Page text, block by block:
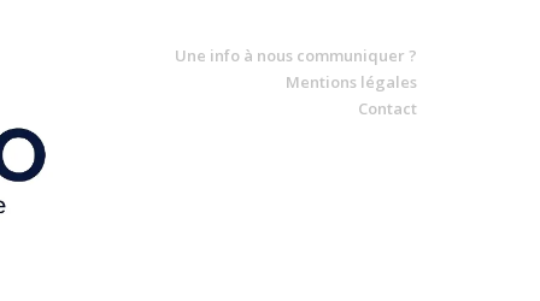
Une info à nous communiquer ?
Mentions légales
Contact